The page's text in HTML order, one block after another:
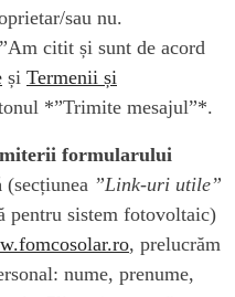
sau nu.
citit și sunt de acord
și Termenii și
*”Trimite mesajul”*.
formularului
(secțiunea ”Link-uri utile”
pentru sistem fotovoltaic)
, prelucrăm
nume, prenume,